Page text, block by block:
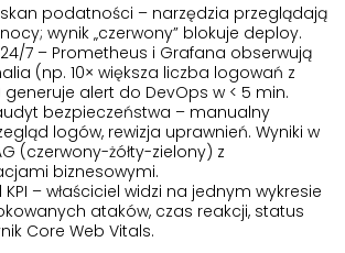
podatności – narzędzia przeglądają
wynik „czerwony” blokuje deploy.
7 – Prometheus i Grafana obserwują
(np. 10× większa liczba logowań z
generuje alert do DevOps w < 5 min.
bezpieczeństwa – manualny
logów, rewizja uprawnień. Wyniki w
(czerwony-żółty-zielony) z
biznesowymi.
– właściciel widzi na jednym wykresie
ataków, czas reakcji, status
Core Web Vitals.